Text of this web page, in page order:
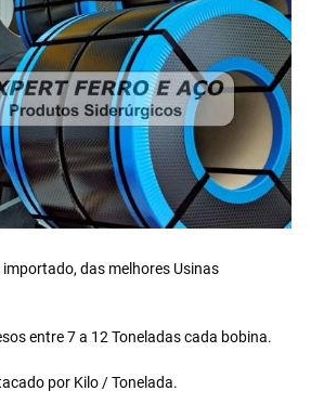
das melhores Usinas
entre 7 a 12 Toneladas cada bobina.
por Kilo / Tonelada.